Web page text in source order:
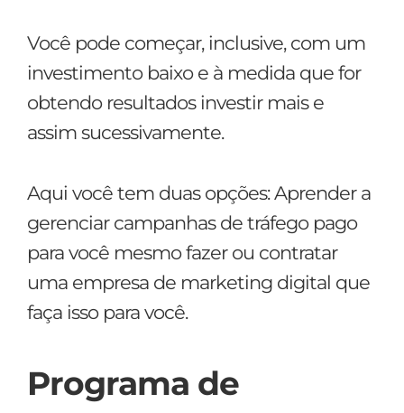
Você pode começar, inclusive, com um
investimento baixo e à medida que for
obtendo resultados investir mais e
assim sucessivamente.
Aqui você tem duas opções: Aprender a
gerenciar campanhas de tráfego pago
para você mesmo fazer ou contratar
uma empresa de marketing digital que
faça isso para você.
Programa de